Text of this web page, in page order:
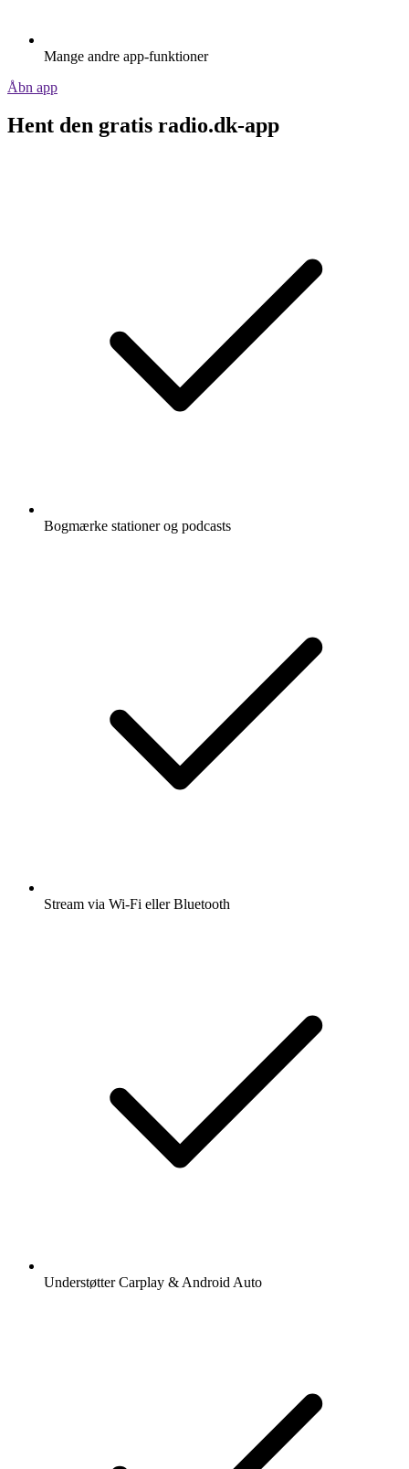
Mange andre app-funktioner
Åbn app
Hent den gratis radio.dk-app
Bogmærke stationer og podcasts
Stream via Wi-Fi eller Bluetooth
Understøtter Carplay & Android Auto